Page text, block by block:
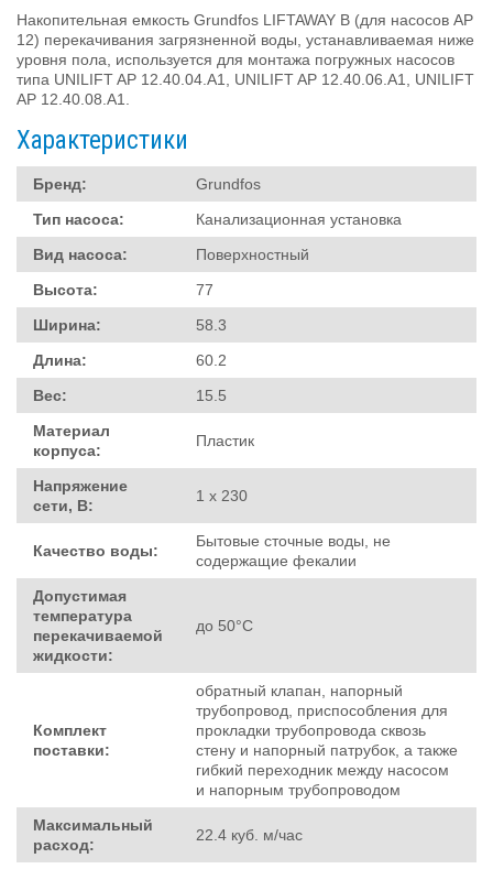
Накопительная емкость Grundfos LIFTAWAY B (для насосов AP
12) перекачивания загрязненной воды, устанавливаемая ниже
уровня пола, используется для монтажа погружных насосов
типа UNILIFT AP 12.40.04.A1, UNILIFT AP 12.40.06.A1, UNILIFT
AP 12.40.08.A1.
Характеристики
Бренд:
Grundfos
Тип насоса:
Канализационная установка
Вид насоса:
Поверхностный
Высота:
77
Ширина:
58.3
Длина:
60.2
Вес:
15.5
Материал
корпуса:
Пластик
Напряжение
сети, В:
1 х 230
Качество воды:
Бытовые сточные воды, не
содержащие фекалии
Допустимая
температура
перекачиваемой
жидкости:
до 50°C
Комплект
поставки:
обратный клапан, напорный
трубопровод, приспособления для
прокладки трубопровода сквозь
стену и напорный патрубок, а также
гибкий переходник между насосом
и напорным трубопроводом
Максимальный
расход:
22.4 куб. м/час